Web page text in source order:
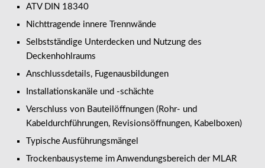
ATV DIN 18340
Nichttragende innere Trennwände
Selbstständige Unterdecken und Nutzung des
Deckenhohlraums
Anschlussdetails, Fugenausbildungen
Installationskanäle und -schächte
Verschluss von Bauteilöffnungen (Rohr- und
Kabeldurchführungen, Revisionsöffnungen, Kabelboxen)
Typische Ausführungsmängel
Trockenbausysteme im Anwendungsbereich der MLAR